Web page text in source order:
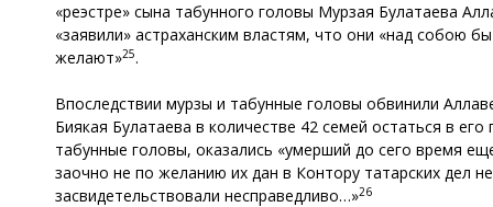
«реэстре» сына табунного головы Мурзая Булатаева
«заявили» астраханским властям, что они «над собою
желают»25.
Впоследствии мурзы и табунные головы обвинили
Биякая Булатаева в количестве 42 семей остаться в
табунные головы, оказались «умерший до сего время
заочно не по желанию их дан в Контору татарских дел
засвидетельствовали несправедливо…»26